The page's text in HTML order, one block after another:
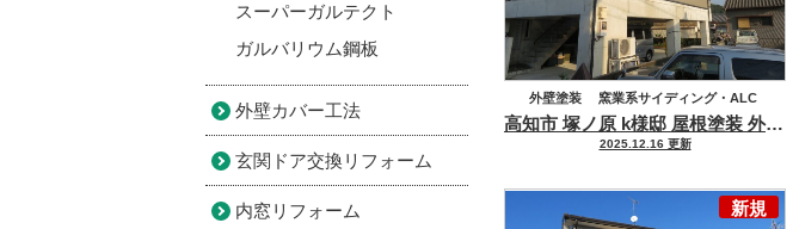
高知市 塚ノ原 k様邸 屋根塗装 外壁塗装工事
2025.12.16 更新
外壁塗装
窯業系サイディング・ALC
屋根塗装
化粧スレート
新規
スーパーガルテクト
ガルバリウム鋼板
外壁カバー工法
玄関ドア交換リフォーム
内窓リフォーム